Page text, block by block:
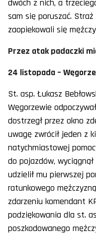
dwóch z nich, a
sam się poruszać.
zaopiekowali się
Przez atak padaczki
24 listopada –
St. asp. Łukasz
Węgorzewie
dostrzegł przez okno
uwagę zwrócił jeden z
natychmiastowej
do pojazdów,
udzielił mu pierwszej
ratunkowego
zdarzeniu komendant
podziękowania dla st.
poszkodowanego